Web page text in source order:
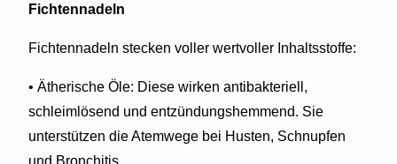
Fichtennadeln
Fichtennadeln stecken voller wertvoller Inhaltsstoffe:
• Ätherische Öle: Diese wirken antibakteriell,
schleimlösend und entzündungshemmend. Sie
unterstützen die Atemwege bei Husten, Schnupfen
und Bronchitis.